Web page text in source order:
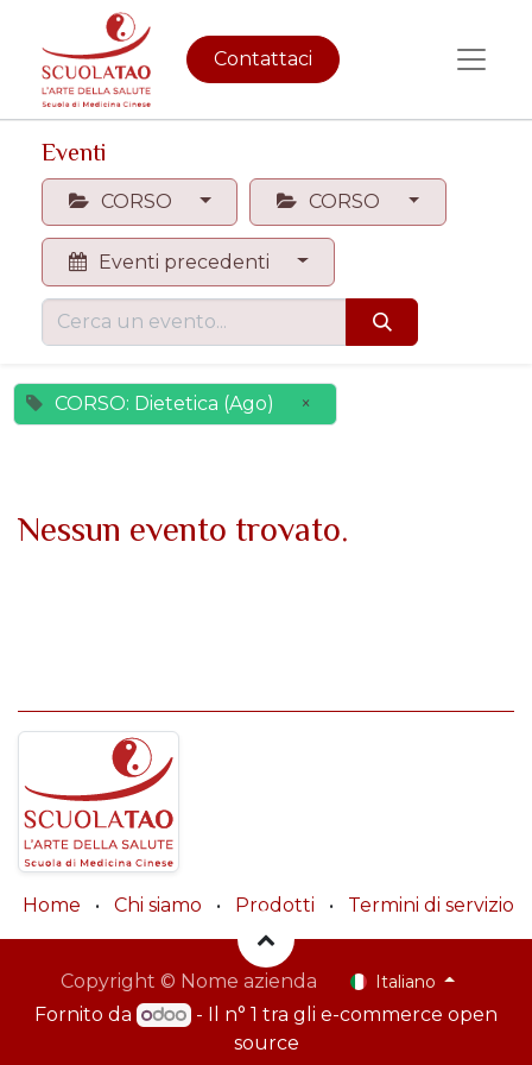
Contattaci
Eventi
CORSO CORSO
Eventi precedenti
CORSO: Dietetica (Ago) ×
Nessun evento trovato.
Home • Chi siamo • Prodotti • Termini di servizio
Copyright © Nome azienda Italiano
Fornito da - Il n° 1 tra glie-commerce open
source